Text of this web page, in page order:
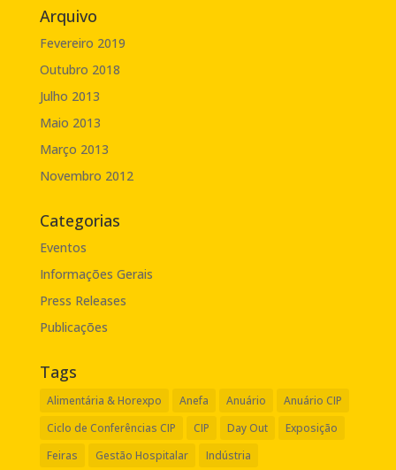
Arquivo
Fevereiro 2019
Outubro 2018
Julho 2013
Maio 2013
Março 2013
Novembro 2012
Categorias
Eventos
Informações Gerais
Press Releases
Publicações
Tags
Alimentária & Horexpo Anefa Anuário
Anuário CIP
Ciclo de Conferências CIP
CIP Day Out
Exposição
Feiras
Gestão Hospitalar
Indústria